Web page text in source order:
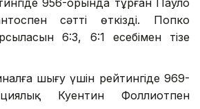
сәтті өткізді. Попко
6:3, 6:1 есебімен тізе
шығу үшін рейтингіде 969-
Куентин Фоллиотпен